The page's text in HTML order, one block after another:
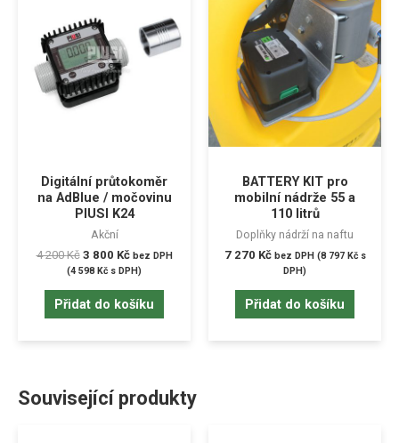
Digitální průtokoměr
na AdBlue / močovinu
PIUSI K24
Akční
4 200Kč 3 800 Kč bez DPH
(4 598 Kč s DPH)
Přidat do košíku
BATTERY KIT pro
mobilní nádrže 55 a
110 litrů
Doplňky nádrží na naftu
7 270 Kč bez DPH (8 797 Kčs
DPH)
Přidat do košíku
Související produkty